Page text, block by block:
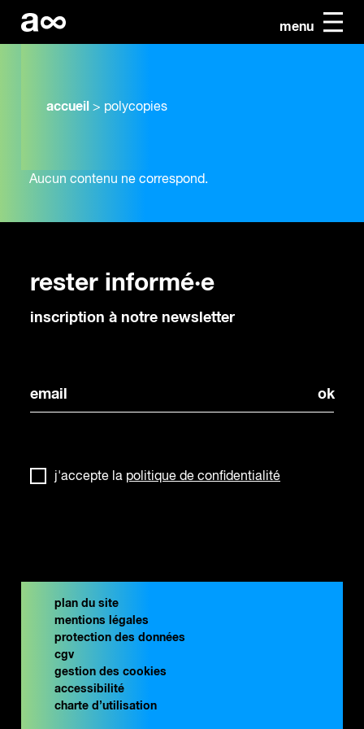
menu
accueil > polycopies
Aucun contenu ne correspond.
rester informé·e
inscription à notre newsletter
j'accepte la politique de confidentialité
plan du site
mentions légales
protection des données
cgv
gestion des cookies
accessibilité
charte d’utilisation